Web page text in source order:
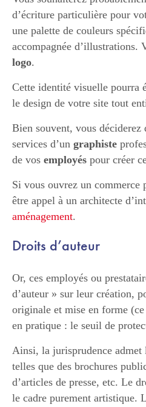
d’écriture particulière pour
une palette de couleurs
accompagnée d’illustrations.
logo.
Cette identité visuelle pourra
le design de votre site tout
Bien souvent, vous déciderez
services d’un graphiste
de vos employés pour créer
Si vous ouvrez un commerce
être appel à un architecte
aménagement.
Droits d’auteur
Or, ces employés ou
d’auteur » sur leur création,
originale et mise en forme
en pratique : le seuil de
Ainsi, la jurisprudence admet
telles que des brochures
d’articles de presse, etc. Le
le cadre purement artistique.